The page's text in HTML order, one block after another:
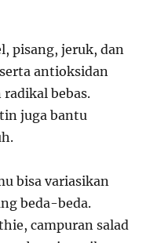
pisang, jeruk, dan
antioksidan
bebas.
juga bantu
bisa variasikan
beda-beda.
campuran salad